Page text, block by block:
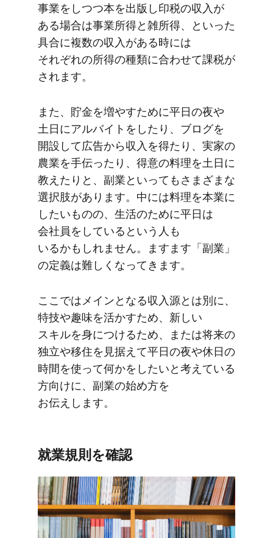
事業を​しつつ本を​出版し印税の​収入が​
ある​場合は​事業所得と​雑所得、と​いった​
具合に​複数の​収入が​ある​時には​
それぞれの​所得の​種類に​合わせて​課税が​
されます。
また、​貯金を​増や​すために​平日の​夜や​
土日に​アルバイトを​したり、​ブログを​
開設して​広告から​収入を​得たり、​実家の​
農業を​手伝ったり、​得意の​料理を​土日に​
教えたりと、​副業と​いってもさまざまな​
選択肢が​あります。​中には​料理を​本業に​
したい​ものの、​生活の​ために​平日は​
会社員を​していると​いう​人も​
いるかもしれません。​ますます​「副業」
の​定義は​難しくなってきます。
ここでは​メインと​なる​収入源とは​別に、​
特技や​趣味を​活か​すため、​新しい​
スキルを​身に​つける​ため、​または​将来の​
独立や​移住を​見据えて​平日の​夜や​休日の​
時間を​使って​何かを​したいと​考えている​
方​向けに、​副業の​始め方を​
お伝えします。
就業規則を​確認